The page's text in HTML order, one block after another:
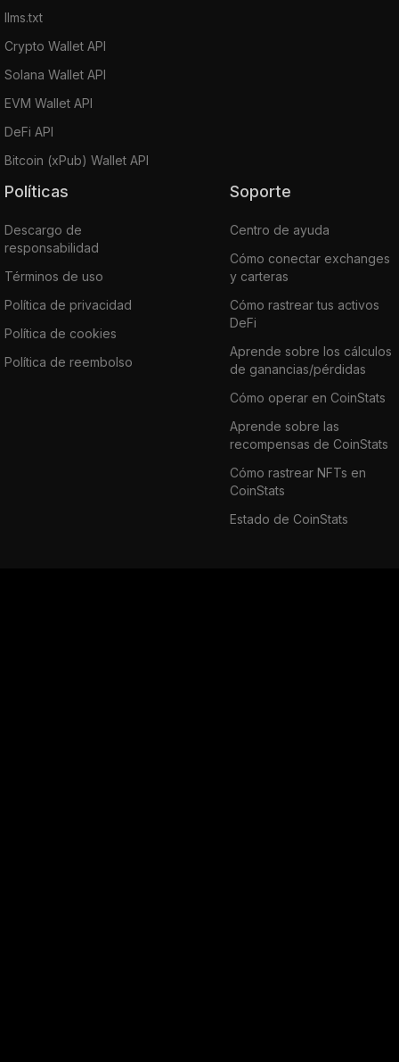
llms.txt
Crypto Wallet API
Solana Wallet API
EVM Wallet API
DeFi API
Bitcoin (xPub) Wallet API
Políticas
Descargo de
responsabilidad
Términos de uso
Política de privacidad
Política de cookies
Política de reembolso
Soporte
Centro de ayuda
Cómo conectar exchanges
y carteras
Cómo rastrear tus activos
DeFi
Aprende sobre los cálculos
de ganancias/pérdidas
Cómo operar en CoinStats
Aprende sobre las
recompensas de CoinStats
Cómo rastrear NFTs en
CoinStats
Estado de CoinStats